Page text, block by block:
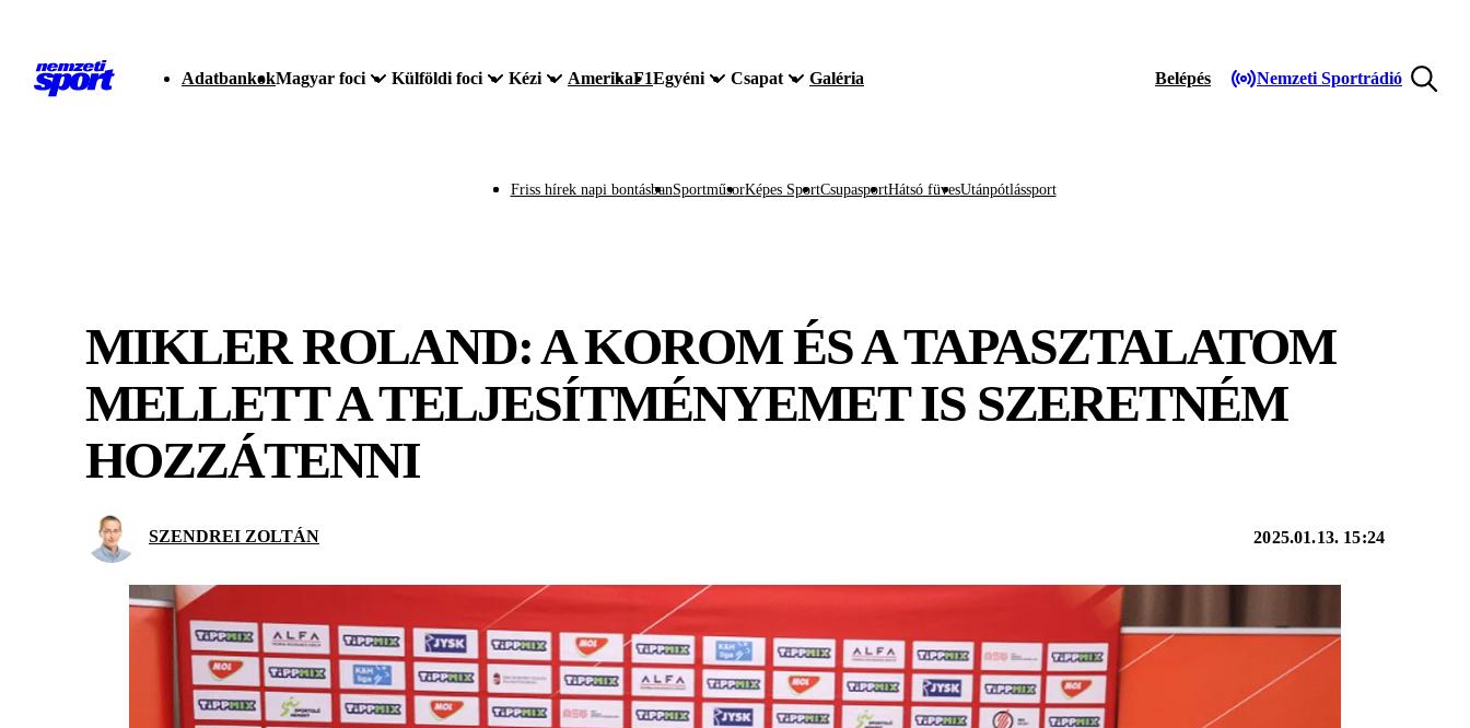
AdatbankokMagyar foci Külföldi foci Kézi AmerikaF1Egyéni Csapat Galéria Belépés Nemzeti Sportrádió
Friss hírek napi bontásbanSportműsorKépes SportCsupasportHátsó füvesUtánpótlássport
MIKLER ROLAND: A KOROM ÉS A TAPASZTALATOM
MELLETT A TELJESÍTMÉNYEMET IS SZERETNÉM
HOZZÁTENNI
SZENDREI ZOLTÁN 2025.01.13. 15:24